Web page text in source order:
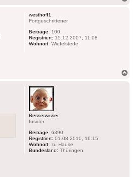
westhoff1
Fortgeschrittener
Beiträge: 100
Registriert: 15.12.2007, 11:08
Wohnort: Wiefelstede
Besserwisser
Insider
Beiträge: 6390
Registriert: 01.08.2010, 16:15
Wohnort: zu Hause
Bundesland: Thüringen